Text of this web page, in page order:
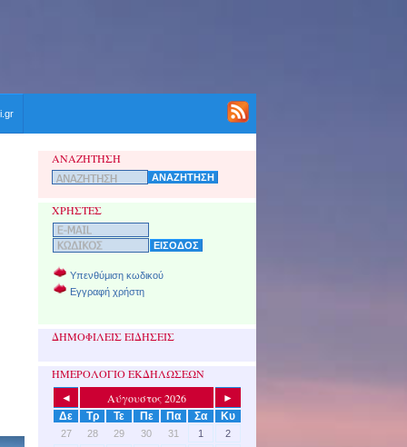
ΑΝΑΖΗΤΗΣΗ
ΧΡΗΣΤΕΣ
Υπενθύμιση κωδικού
Εγγραφή χρήστη
ΔΗΜΟΦΙΛΕΙΣ ΕΙΔΗΣΕΙΣ
ΗΜΕΡΟΛΟΓΙΟ ΕΚΔΗΛΩΣΕΩΝ
◄ Αύγουστος 2026
►
Δε
Τρ Τε Πε Πα Σα Κυ
27 28 29 30 31 1
2